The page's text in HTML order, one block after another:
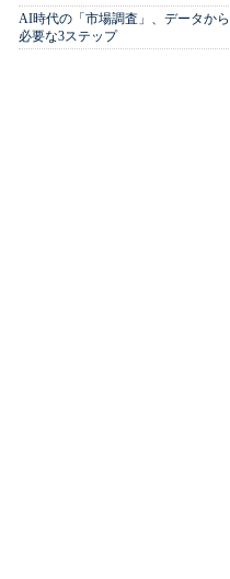
AI時代の「市場調査」、データか
必要な3ステップ